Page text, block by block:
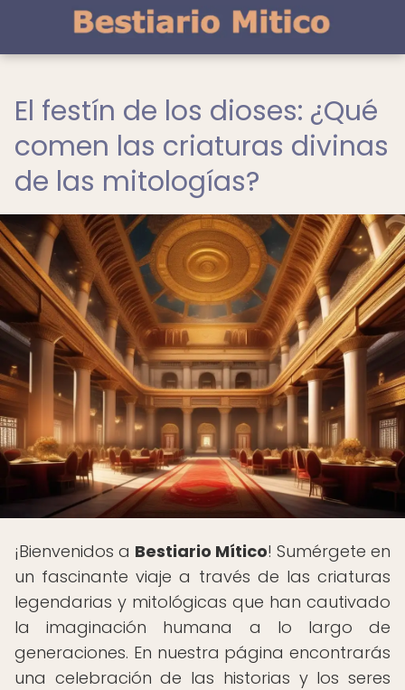
El festín de los dioses: ¿Qué
comen las criaturas divinas
de las mitologías?
¡Bienvenidos a Bestiario Mítico! Sumérgete en
un fascinante viaje a través de las criaturas
legendarias y mitológicas que han cautivado
la imaginación humana a lo largo de
generaciones. En nuestra página encontrarás
una celebración de las historias y los seres